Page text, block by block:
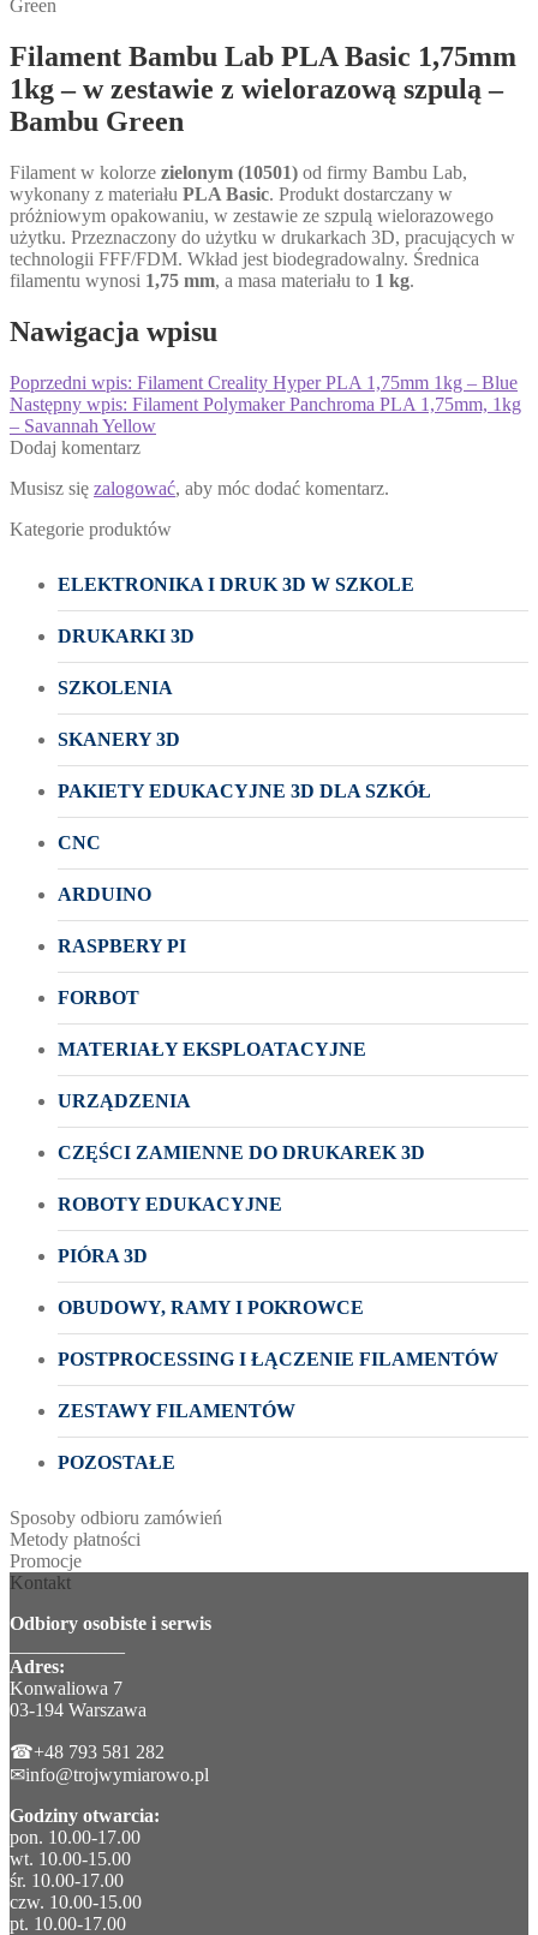
Green
Filament Bambu Lab PLA Basic 1,75mm
1kg – w zestawie z wielorazową szpulą –
Bambu Green
Filament w kolorze zielonym (10501) od firmy Bambu Lab,
wykonany z materiału PLA Basic. Produkt dostarczany w
próżniowym opakowaniu, w zestawie ze szpulą wielorazowego
użytku. Przeznaczony do użytku w drukarkach 3D, pracujących w
technologii FFF/FDM. Wkład jest biodegradowalny. Średnica
filamentu wynosi 1,75 mm, a masa materiału to 1 kg.
Nawigacja wpisu
Poprzedni wpis: Filament Creality Hyper PLA 1,75mm 1kg – Blue
Następny wpis: Filament Polymaker Panchroma PLA 1,75mm, 1kg
– Savannah Yellow
Dodaj komentarz
Musisz się zalogować, aby móc dodać komentarz.
Kategorie produktów
ELEKTRONIKA I DRUK 3D W SZKOLE
DRUKARKI 3D
SZKOLENIA
SKANERY 3D
PAKIETY EDUKACYJNE 3D DLA SZKÓŁ
CNC
ARDUINO
RASPBERY PI
FORBOT
MATERIAŁY EKSPLOATACYJNE
URZĄDZENIA
CZĘŚCI ZAMIENNE DO DRUKAREK 3D
ROBOTY EDUKACYJNE
PIÓRA 3D
OBUDOWY, RAMY I POKROWCE
POSTPROCESSING I ŁĄCZENIE FILAMENTÓW
ZESTAWY FILAMENTÓW
POZOSTAŁE
Sposoby odbioru zamówień
Metody płatności
Promocje
Kontakt
Odbiory osobiste i serwis
Adres:
Konwaliowa 7
03-194 Warszawa
☎+48 793 581 282
✉info@trojwymiarowo.pl
Godziny otwarcia:
pon. 10.00-17.00
wt. 10.00-15.00
śr. 10.00-17.00
czw. 10.00-15.00
pt. 10.00-17.00